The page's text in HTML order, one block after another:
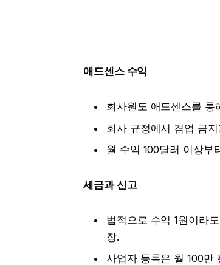
애드센스 수익
회사원도 애드센스를 통
회사 규정에서 겸업 금
월 수익 100달러 이상부
세금과 신고
법적으로 수익 1원이라
장.
사업자 등록은 월 100만